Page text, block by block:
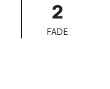
2
FADE